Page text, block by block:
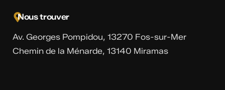
Nous trouver
Av. Georges Pompidou, 13270 Fos-sur-Mer
Chemin de la Ménarde, 13140 Miramas